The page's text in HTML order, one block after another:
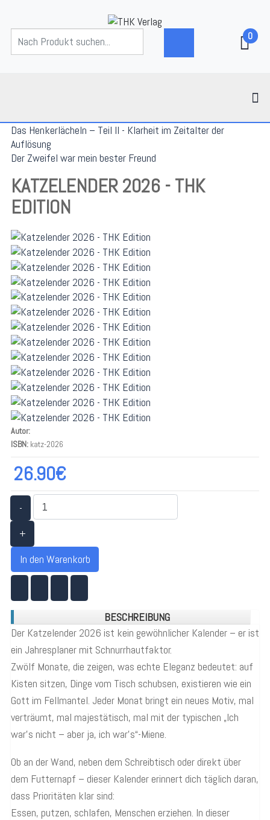
0
Das Henkerlächeln – Teil II - Klarheit im Zeitalter der
Auflösung
Der Zweifel war mein bester Freund
KATZELENDER 2026 - THK
EDITION
Autor:
ISBN: katz-2026
26.90€
-
+
In den Warenkorb
BESCHREIBUNG
Der Katzelender 2026 ist kein gewöhnlicher Kalender – er ist
ein Jahresplaner mit Schnurrhautfaktor.
Zwölf Monate, die zeigen, was echte Eleganz bedeutet: auf
Kisten sitzen, Dinge vom Tisch schubsen, existieren wie ein
Gott im Fellmantel. Jeder Monat bringt ein neues Motiv, mal
verträumt, mal majestätisch, mal mit der typischen „Ich
war’s nicht – aber ja, ich war’s“-Miene.
Ob an der Wand, neben dem Schreibtisch oder direkt über
dem Futternapf – dieser Kalender erinnert dich täglich daran,
dass Prioritäten klar sind:
Essen, putzen, schlafen, Menschen erziehen. In dieser